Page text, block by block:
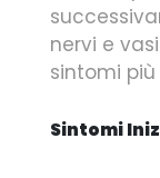
nervi e
sintomi
Sintomi